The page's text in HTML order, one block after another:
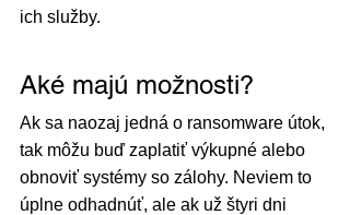
ich služby.
Aké majú možnosti?
Ak sa naozaj jedná o ransomware útok,
tak môžu buď zaplatiť výkupné alebo
obnoviť systémy so zálohy. Neviem to
úplne odhadnúť, ale ak už štyri dni